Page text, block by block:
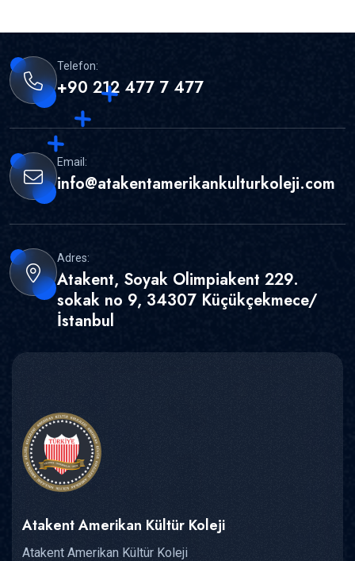
Telefon:
+90 212 477 7 477
Email:
info@atakentamerikankulturkoleji.com
Adres:
Atakent, Soyak Olimpiakent 229.
sokak no 9, 34307 Küçükçekmece/
İstanbul
Atakent Amerikan Kültür Koleji
Atakent Amerikan Kültür Koleji